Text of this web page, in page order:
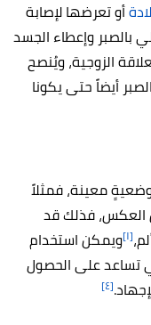
أو تعرضها لإصابة
بالصبر وإعطاء الجسد
الزوجية، ويُنصح
أيضاً حتى يكونا
معينة، فمثلاً
العكس، فذلك قد
[١] ويمكن استخدام
تساعد على الحصول
[٤]